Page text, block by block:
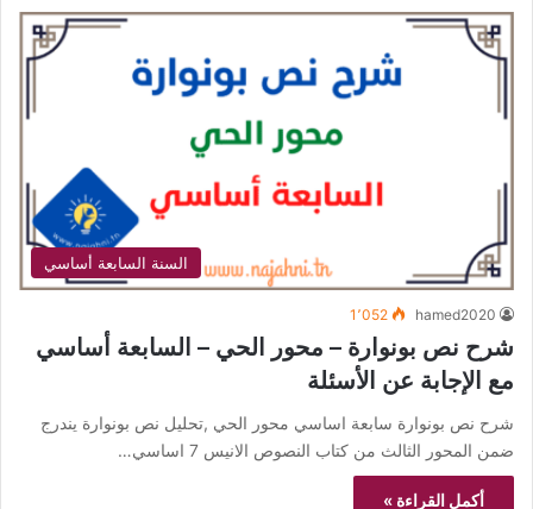
السنة السابعة أساسي
hamed2020 1٬052
شرح نص بونوارة – محور الحي – السابعة أساسي
مع الإجابة عن الأسئلة
شرح نص بونوارة سابعة اساسي محور الحي ,تحليل نص بونوارة يندرج
ضمن المحور الثالث من كتاب النصوص الانيس 7 اساسي…
أكمل القراءة »